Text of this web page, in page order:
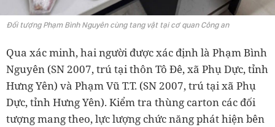
Đối tượng Phạm Bình Nguyên cùng tang vật tại cơ quan Công an
Qua xác minh, hai người được xác định là Phạm Bình
Nguyên (SN 2007, trú tại thôn Tô Đê, xã Phụ Dực, tỉnh
Hưng Yên) và Phạm Vũ T.T. (SN 2007, trú tại xã Phụ
Dực, tỉnh Hưng Yên). Kiểm tra thùng carton các đối
tượng mang theo, lực lượng chức năng phát hiện bên